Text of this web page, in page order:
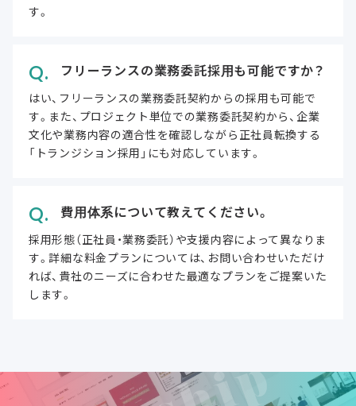
す。
フリーランスの業務委託採用も可能ですか？
はい、フリーランスの業務委託契約からの採用も可能で
す。また、プロジェクト単位での業務委託契約から、企業
文化や業務内容の適合性を確認しながら正社員転換する
「トランジション採用」にも対応しています。
費用体系について教えてください。
採用形態（正社員・業務委託）や支援内容によって異なりま
す。詳細な料金プランについては、お問い合わせいただけ
れば、貴社のニーズに合わせた最適なプランをご提案いた
します。